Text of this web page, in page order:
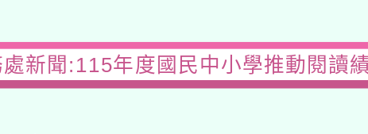
新聞:115年度國民中小學推動閱讀